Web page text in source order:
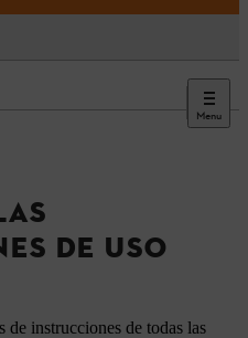
Menu
DE USO
instrucciones de todas las